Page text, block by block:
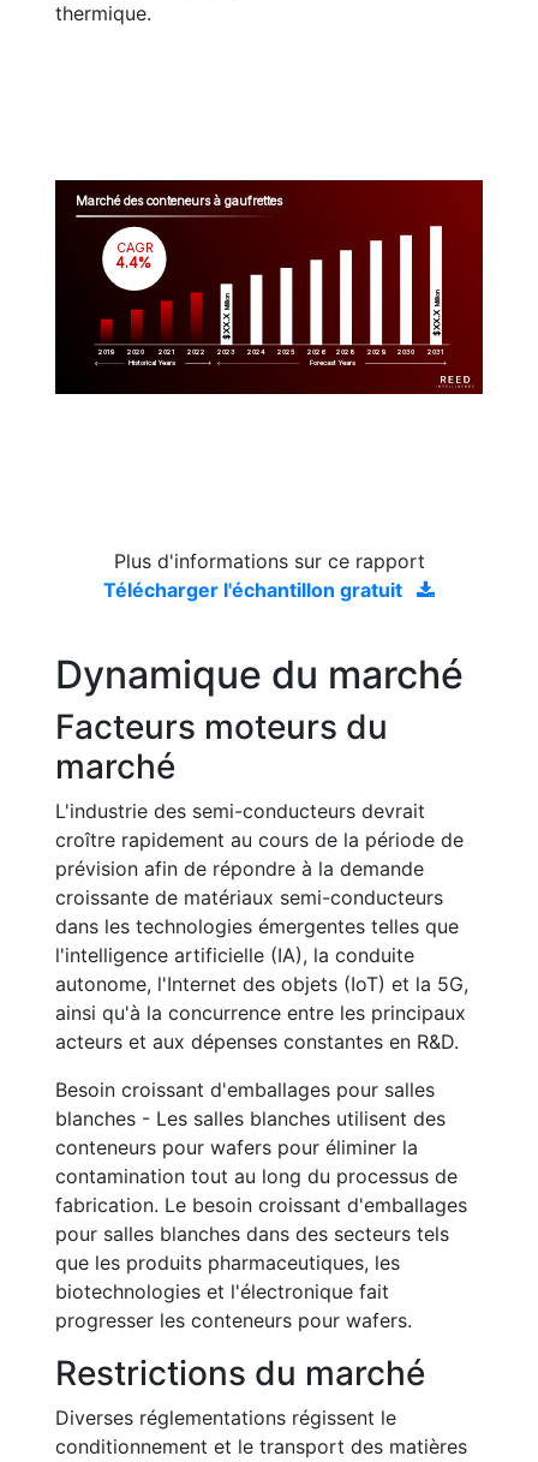
thermique.
Marché des conteneurs à gaufrettes
2019 2020 2021 2022 2023 2024 2025 2026 2028 2029 2030 2031
$XX.X
Million
$XX.X
Million
CAGR
4.4%
Historical Years Forecast Years
Plus d'informations sur ce rapport
Télécharger l'échantillon gratuit
Dynamique du marché
Facteurs moteurs du
marché
L'industrie des semi-conducteurs devrait
croître rapidement au cours de la période de
prévision afin de répondre à la demande
croissante de matériaux semi-conducteurs
dans les technologies émergentes telles que
l'intelligence artificielle (IA), la conduite
autonome, l'Internet des objets (IoT) et la 5G,
ainsi qu'à la concurrence entre les principaux
acteurs et aux dépenses constantes en R&D.
Besoin croissant d'emballages pour salles
blanches - Les salles blanches utilisent des
conteneurs pour wafers pour éliminer la
contamination tout au long du processus de
fabrication. Le besoin croissant d'emballages
pour salles blanches dans des secteurs tels
que les produits pharmaceutiques, les
biotechnologies et l'électronique fait
progresser les conteneurs pour wafers.
Restrictions du marché
Diverses réglementations régissent le
conditionnement et le transport des matières